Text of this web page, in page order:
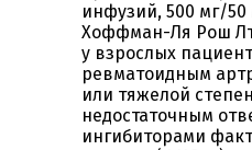
инфузий, 500 мг/
Хоффман-Ля Рош
у взрослых
ревматоидным
или тяжелой
недостаточным
ингибиторами